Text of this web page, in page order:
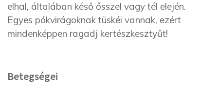
elhal, általában késő ősszel vagy tél elején.
Egyes pókvirágoknak tüskéi vannak, ezért
mindenképpen ragadj kertészkesztyűt!
Betegségei